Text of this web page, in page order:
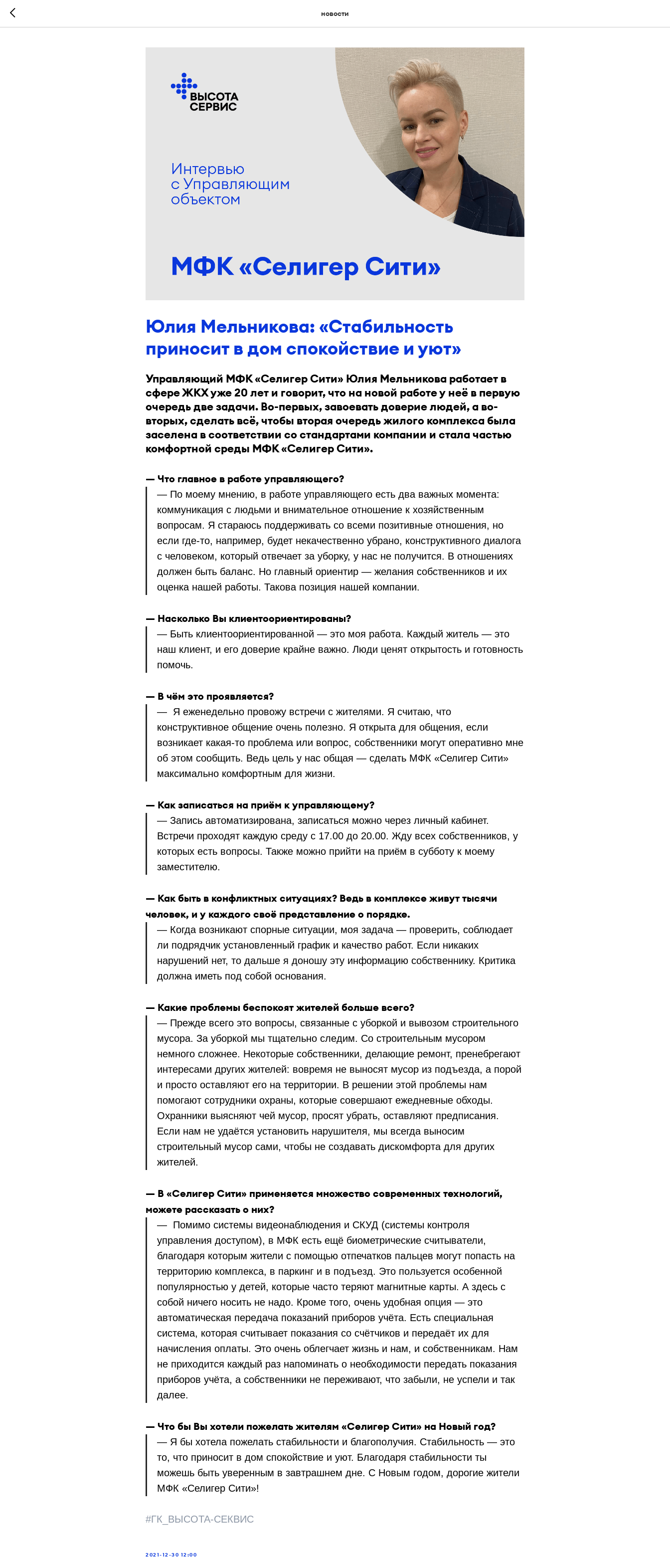
новости
Юлия Мельникова: «Стабильность
приносит в дом спокойствие и уют»
Управляющий МФК «Селигер Сити» Юлия Мельникова работает в
сфере ЖКХ уже 20 лет и говорит, что на новой работе у неё в первую
очередь две задачи. Во-первых, завоевать доверие людей, а во-
вторых, сделать всё, чтобы вторая очередь жилого комплекса была
заселена в соответствии со стандартами компании и стала частью
комфортной среды МФК «Селигер Сити».
— Что главное в работе управляющего?
— По моему мнению, в работе управляющего есть два важных момента:
коммуникация с людьми и внимательное отношение к хозяйственным
вопросам. Я стараюсь поддерживать со всеми позитивные отношения, но
если где-то, например, будет некачественно убрано, конструктивного диалога
с человеком, который отвечает за уборку, у нас не получится. В отношениях
должен быть баланс. Но главный ориентир — желания собственников и их
оценка нашей работы. Такова позиция нашей компании.
— Насколько Вы клиентоориентированы?
— Быть клиентоориентированной — это моя работа. Каждый житель — это
наш клиент, и его доверие крайне важно. Люди ценят открытость и готовность
помочь.
— В чём это проявляется?
— Я еженедельно провожу встречи с жителями. Я считаю, что
конструктивное общение очень полезно. Я открыта для общения, если
возникает какая-то проблема или вопрос, собственники могут оперативно мне
об этом сообщить. Ведь цель у нас общая — сделать МФК «Селигер Сити»
максимально комфортным для жизни.
— Как записаться на приём к управляющему?
— Запись автоматизирована, записаться можно через личный кабинет.
Встречи проходят каждую среду с 17.00 до 20.00. Жду всех собственников, у
которых есть вопросы. Также можно прийти на приём в субботу к моему
заместителю.
— Как быть в конфликтных ситуациях? Ведь в комплексе живут тысячи
человек, и у каждого своё представление о порядке.
— Когда возникают спорные ситуации, моя задача — проверить, соблюдает
ли подрядчик установленный график и качество работ. Если никаких
нарушений нет, то дальше я доношу эту информацию собственнику. Критика
должна иметь под собой основания.
— Какие проблемы беспокоят жителей больше всего?
— Прежде всего это вопросы, связанные с уборкой и вывозом строительного
мусора. За уборкой мы тщательно следим. Со строительным мусором
немного сложнее. Некоторые собственники, делающие ремонт, пренебрегают
интересами других жителей: вовремя не выносят мусор из подъезда, а порой
и просто оставляют его на территории. В решении этой проблемы нам
помогают сотрудники охраны, которые совершают ежедневные обходы.
Охранники выясняют чей мусор, просят убрать, оставляют предписания.
Если нам не удаётся установить нарушителя, мы всегда выносим
строительный мусор сами, чтобы не создавать дискомфорта для других
жителей.
— В «Селигер Сити» применяется множество современных технологий,
можете рассказать о них?
— Помимо системы видеонаблюдения и СКУД (системы контроля
управления доступом), в МФК есть ещё биометрические считыватели,
благодаря которым жители с помощью отпечатков пальцев могут попасть на
территорию комплекса, в паркинг и в подъезд. Это пользуется особенной
популярностью у детей, которые часто теряют магнитные карты. А здесь с
собой ничего носить не надо. Кроме того, очень удобная опция — это
автоматическая передача показаний приборов учёта. Есть специальная
система, которая считывает показания со счётчиков и передаёт их для
начисления оплаты. Это очень облегчает жизнь и нам, и собственникам. Нам
не приходится каждый раз напоминать о необходимости передать показания
приборов учёта, а собственники не переживают, что забыли, не успели и так
далее.
— Что бы Вы хотели пожелать жителям «Селигер Сити» на Новый год?
— Я бы хотела пожелать стабильности и благополучия. Стабильность — это
то, что приносит в дом спокойствие и уют. Благодаря стабильности ты
можешь быть уверенным в завтрашнем дне. С Новым годом, дорогие жители
МФК «Селигер Сити»!
#ГК_ВЫСОТА-СЕКВИС
2021-12-30 12:00